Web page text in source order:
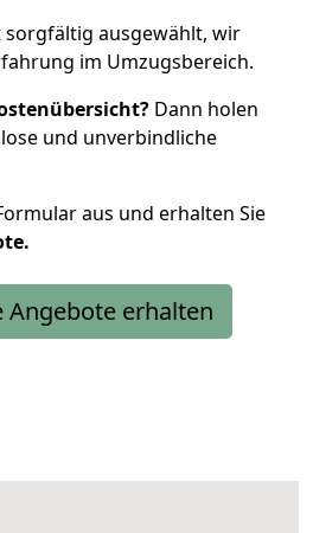
sorgfältig ausgewählt, wir
im Umzugsbereich.
Dann holen
und unverbindliche
aus und erhalten Sie
Angebote erhalten